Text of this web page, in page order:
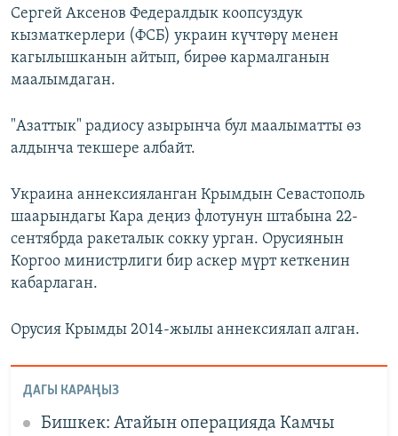
Сергей Аксенов Федералдык коопсуздук
кызматкерлери (ФСБ) украин күчтөрү менен
кагылышканын айтып, бирөө кармалганын
маалымдаган.
"Азаттык" радиосу азырынча бул маалыматты өз
алдынча текшере албайт.
Украина аннексияланган Крымдын Севастополь
шаарындагы Кара деңиз флотунун штабына 22-
сентябрда ракеталык сокку урган. Орусиянын
Коргоо министрлиги бир аскер мүрт кеткенин
кабарлаган.
Орусия Крымды 2014-жылы аннексиялап алган.
ДАГЫ КАРАҢЫЗ
Бишкек: Атайын операцияда Камчы